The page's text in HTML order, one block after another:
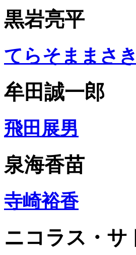
黒岩亮平
てらそままさき
牟田誠一郎
飛田展男
泉海香苗
寺崎裕香
ニコラス・サ